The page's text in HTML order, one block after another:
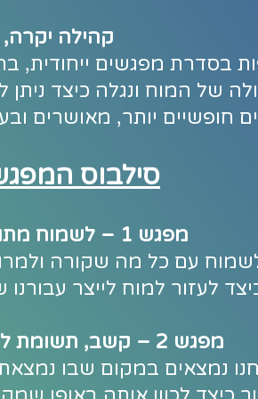
קהילה יקרה,
בסדרת מפגשים ייחודית,
של המוח ונגלה כיצד
חופשיים יותר, מאושרים
סילבוס
מפגש 1 – לשמוח מתוך המוח:
עם כל מה שקורה
לעזור למוח לייצר
מפגש 2 – קשב, תשומת לב והתבוננות:
נמצאים במקום שבו